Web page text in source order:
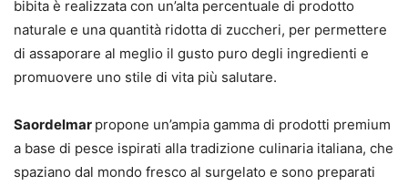
bibita è realizzata con un’alta percentuale di prodotto
naturale e una quantità ridotta di zuccheri, per permettere
di assaporare al meglio il gusto puro degli ingredienti e
promuovere uno stile di vita più salutare.
Saordelmar propone un’ampia gamma di prodotti premium
a base di pesce ispirati alla tradizione culinaria italiana, che
spaziano dal mondo fresco al surgelato e sono preparati